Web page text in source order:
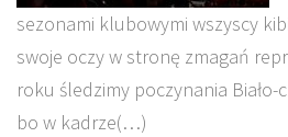
sezonami klubowymi wszyscy
swoje oczy w stronę zmagań
roku śledzimy poczynania
bo w kadrze(…)